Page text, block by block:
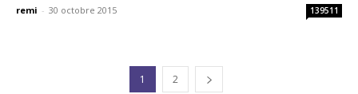
remi - 30 octobre 2015 139511
1 2